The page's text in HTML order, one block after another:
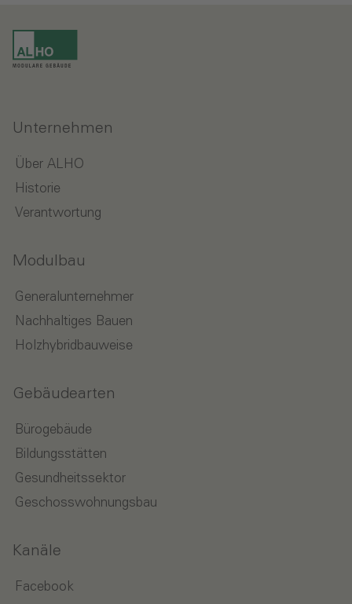
Unternehmen
Über ALHO
Historie
Verantwortung
Modulbau
Generalunternehmer
Nachhaltiges Bauen
Holzhybridbauweise
Gebäudearten
Bürogebäude
Bildungsstätten
Gesundheitssektor
Geschosswohnungsbau
Kanäle
Facebook